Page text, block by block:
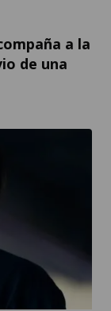
a la
de una